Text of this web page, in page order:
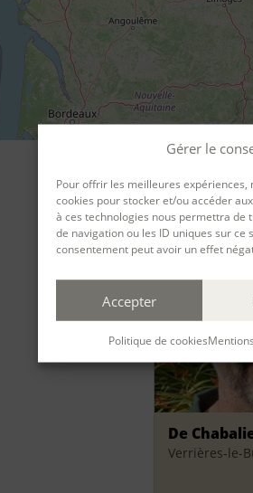
Gérer le
Pour offrir les meilleures expériences,
cookies pour stocker et/ou accéder
à ces technologies nous permettra
de navigation ou les ID uniques sur
consentement peut avoir un effet
Accepter
Politique de cookies
De
Verrières-le-